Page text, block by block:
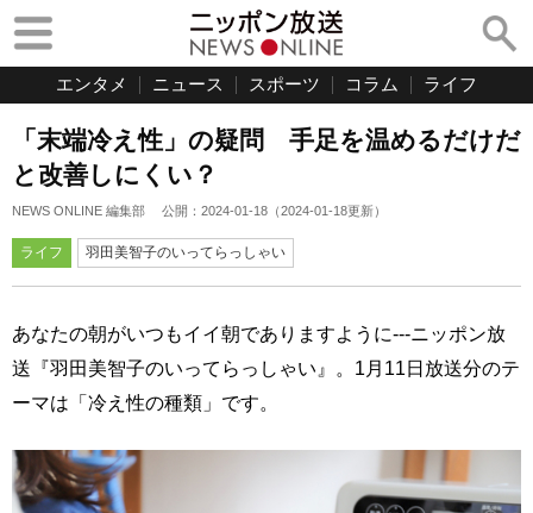
エンタメ ニュース スポーツ コラム ライフ
「末端冷え性」の疑問 手足を温めるだけだ
と改善しにくい？
NEWS ONLINE 編集部 公開： 2024-01-18 （2024-01-18更新）
ライフ 羽田美智子のいってらっしゃい
あなたの朝がいつもイイ朝でありますように---ニッポン放
送『羽田美智子のいってらっしゃい』。1月11日放送分のテ
ーマは「冷え性の種類」です。